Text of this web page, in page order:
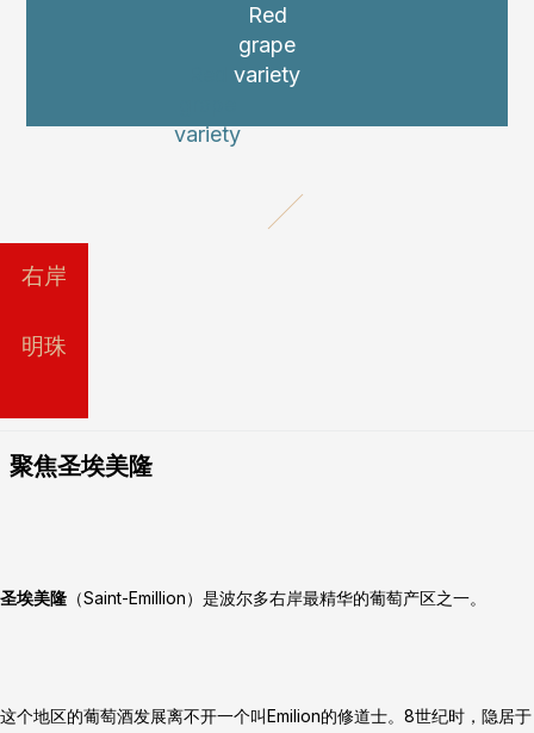
Red
grape
variety
右岸
明珠
聚焦圣埃美隆
圣埃美隆 （Saint-Emillion）是波尔多右岸最精华的葡萄产区之一。
这个地区的葡萄酒发展离不开一个叫Emilion的修道士。8世纪时，隐居于